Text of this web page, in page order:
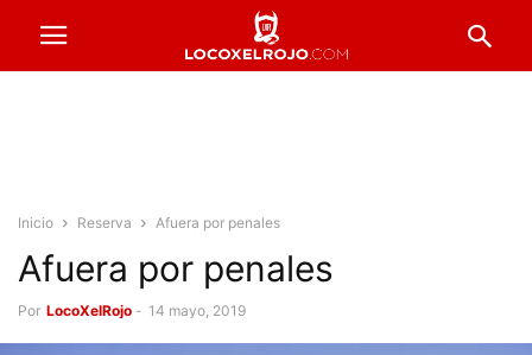
Inicio Reserva Afuera por penales
Afuera por penales
Por LocoXelRojo - 14 mayo, 2019